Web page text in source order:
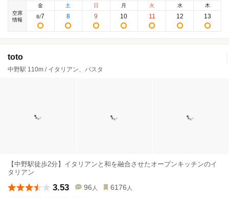
空席
情報
金
8/7
土
8
日
9
月
10
火
11
水
12
木
13
toto
中野駅 110m / イタリアン、パスタ
【中野駅徒歩2分】イタリアンと和を融合させたオープンキッチンのイ
タリアン
3.53 96 人 6176 人